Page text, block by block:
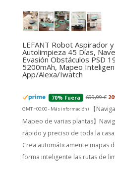
LEFANT Robot Aspirador
Autolimpieza 45 Días,
Evasión Obstáculos PSD
5200mAh, Mapeo
App/Alexa/Iwatch
70% Fuera 699,99 €
GMT +00:00 - Más información)
【
Mapeo de varias plantas】
rápido y preciso de toda la
Crea automáticamente mapas
forma inteligente las rutas de